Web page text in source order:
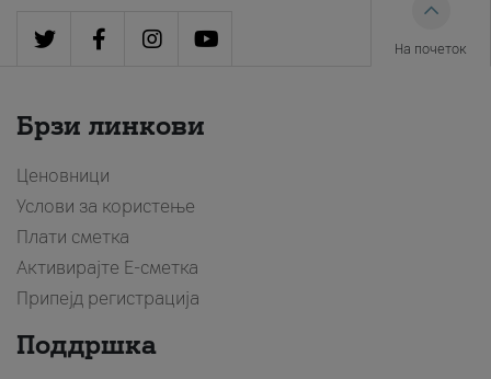
На почеток
Брзи линкови
Ценовници
Услови за користење
Плати сметка
Активирајте Е-сметка
Припејд регистрација
Поддршка